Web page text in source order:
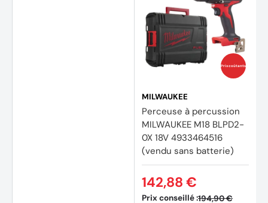
Prix coûtants
MILWAUKEE
Perceuse à percussion
MILWAUKEE M18 BLPD2-
0X 18V 4933464516
(vendu sans batterie)
Prix conseillé :194,90 €
142,88 €